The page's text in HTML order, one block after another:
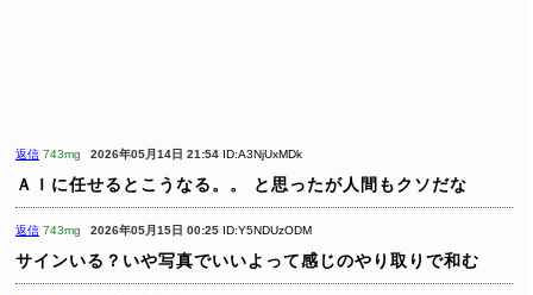
返信 743mg 2026年05月14日 21:54 ID:A3NjUxMDk
ＡＩに任せるとこうなる。。 と思ったが人間もクソだな
返信 743mg 2026年05月15日 00:25 ID:Y5NDUzODM
サインいる？いや写真でいいよって感じのやり取りで和む